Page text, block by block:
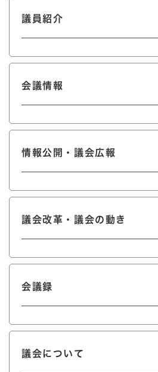
議員紹介
会議情報
情報公開・議会広報
議会改革・議会の動き
会議録
議会について